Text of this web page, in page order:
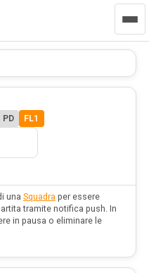
PD FL1
una Squadraper essere
tramite notifica push. In
in pausa o eliminare le